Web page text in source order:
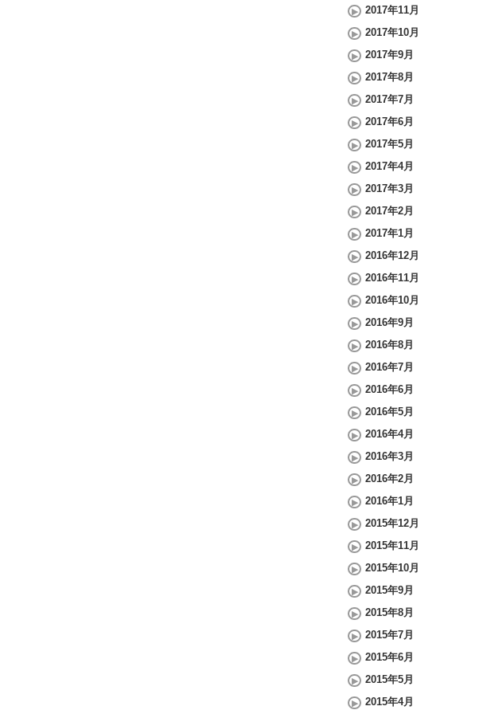
2017年11月
2017年10月
2017年9月
2017年8月
2017年7月
2017年6月
2017年5月
2017年4月
2017年3月
2017年2月
2017年1月
2016年12月
2016年11月
2016年10月
2016年9月
2016年8月
2016年7月
2016年6月
2016年5月
2016年4月
2016年3月
2016年2月
2016年1月
2015年12月
2015年11月
2015年10月
2015年9月
2015年8月
2015年7月
2015年6月
2015年5月
2015年4月